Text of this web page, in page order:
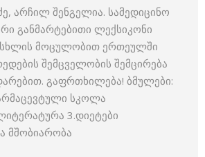
არჩილ შენგელია. სამედიცინო
განმარტებითი ლექსიკონი
მოცულობით ერთეულში
შემცველობის შემცირება
გაფრთხილება! ბმულები:
სკოლა
3.დიეტები
მშობიარობა